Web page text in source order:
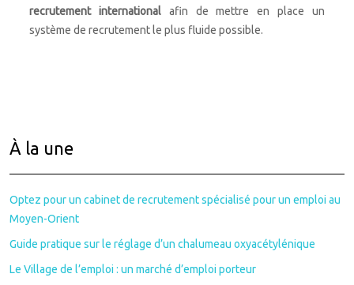
recrutement internationalafin de mettre en place un
système de recrutement le plus fluide possible.
À la une
Optez pour un cabinet de recrutement spécialisé pour un emploi au
Moyen-Orient
Guide pratique sur le réglage d’un chalumeau oxyacétylénique
Le Village de l’emploi : un marché d’emploi porteur